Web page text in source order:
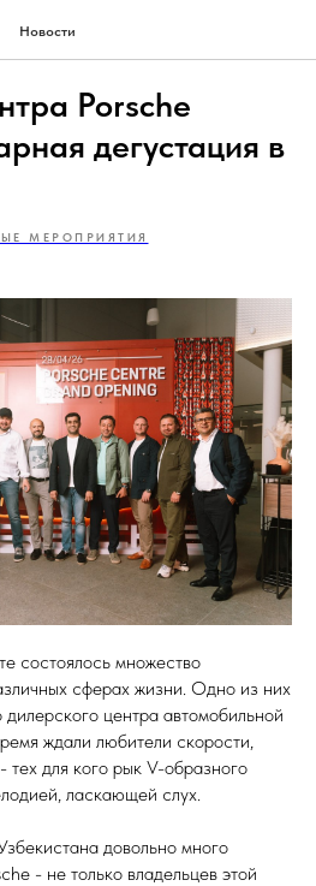
Новости
Porsche
дегустация в
МЕРОПРИЯТИЯ
состоялось множество
сферах жизни. Одно из них
центра автомобильной
ждали любители скорости,
тех для кого рык V-образного
ласкающей слух.
довольно много
- не только владельцев этой